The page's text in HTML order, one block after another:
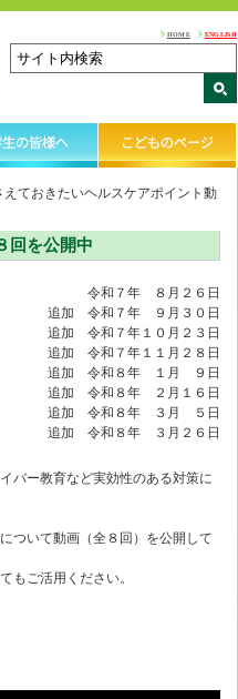
HOME ENGLISH
ておきたいヘルスケアポイント動
回を公開中
令和７年 ８月２６日
追加 令和７年 ９月３０日
追加 令和７年１０月２３日
追加 令和７年１１月２８日
追加 令和８年 １月 ９日
追加 令和８年 ２月１６日
追加 令和８年 ３月 ５日
追加 令和８年 ３月２６日
バー教育など実効性のある対策に
ついて動画（全８回）を公開して
もご活用ください。